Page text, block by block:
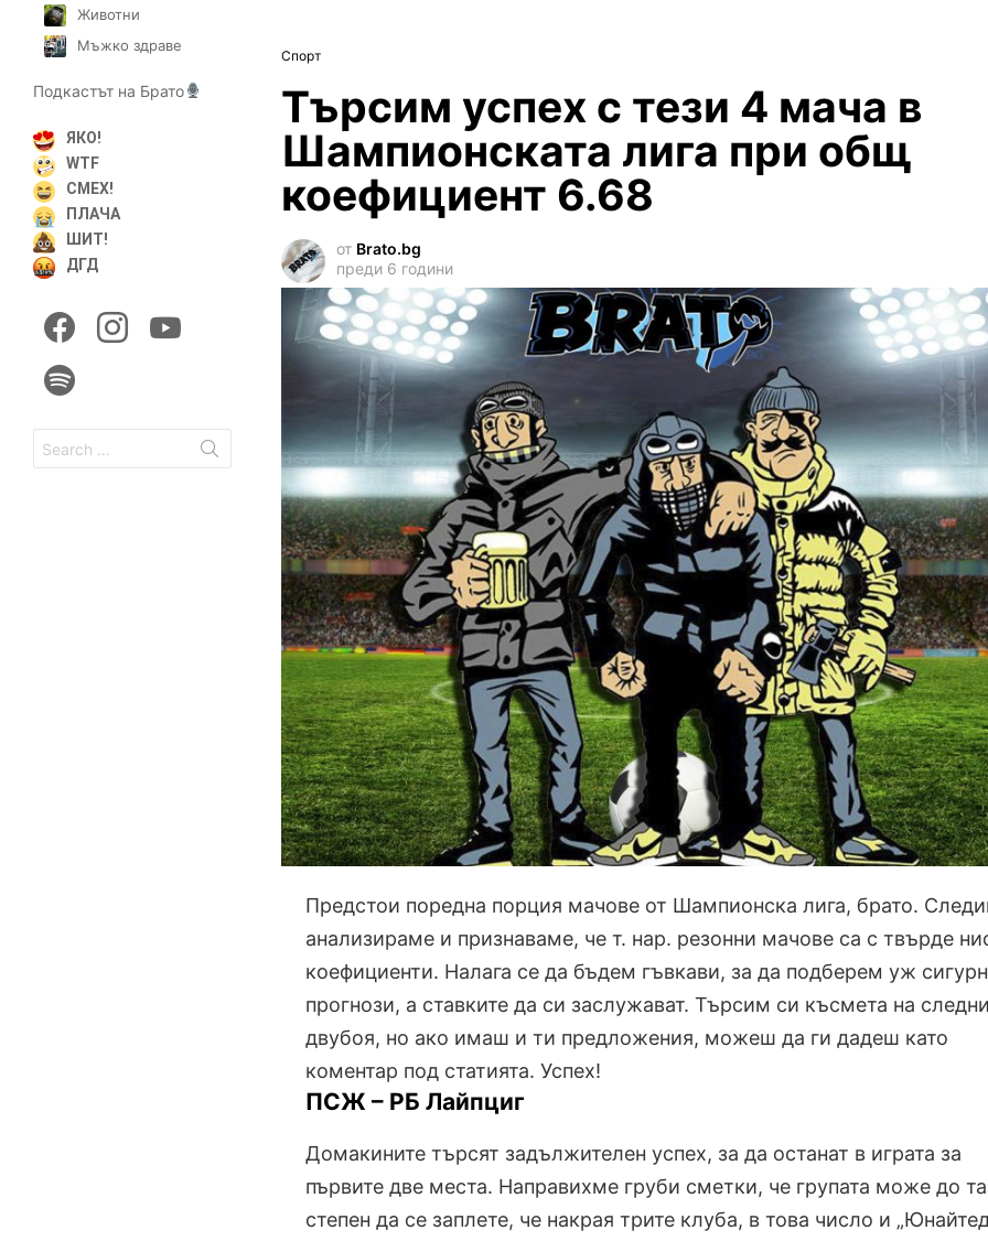
Спорт
Търсим успех с тези 4 мача в
Шампионската лига при общ
коефициент 6.68
от Brato.bg
преди 6 години
Предстои поредна порция мачове от Шампионска лига, брато.
анализираме и признаваме, че т. нар. резонни мачове са с твърде
коефициенти. Налага се да бъдем гъвкави, за да подберем уж
прогнози, а ставките да си заслужават. Търсим си късмета на
двубоя, но ако имаш и ти предложения, можеш да ги дадеш като
коментар под статията. Успех!
ПСЖ – РБ Лайпциг
Домакините търсят задължителен успех, за да останат в играта за
първите две места. Направихме груби сметки, че групата може до
степен да се заплете, че накрая трите клуба, в това число и
Животни
Мъжко здраве
Подкастът на Брато
ЯКО!
WTF
СМЕХ!
ПЛАЧА
ШИТ!
ДГД
for: